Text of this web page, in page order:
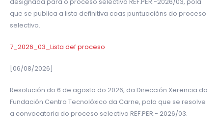
que se publica a lista definitiva coas puntuacións do proceso
selectivo.
7_2026_03_Lista def proceso
[06/08/2026]
Resolución do 6 de agosto do 2026, da Dirección Xerencia da
Fundación Centro Tecnolóxico da Carne, pola que se resolve
a convocatoria do proceso selectivo REF.PER.- 2026/03.